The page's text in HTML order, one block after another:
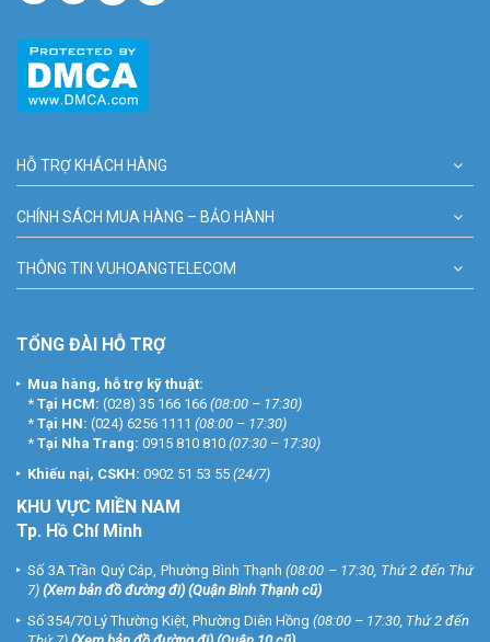
HỖ TRỢ KHÁCH HÀNG
CHÍNH SÁCH MUA HÀNG – BẢO HÀNH
THÔNG TIN VUHOANGTELECOM
TỔNG ĐÀI HỖ TRỢ
Mua hàng, hỗ trợ kỹ thuật:
* Tại HCM: (028) 35 166 166 (08:00 – 17:30)
* Tại HN: (024) 6256 1111 (08:00 – 17:30)
* Tại Nha Trang: 0915 810 810 (07:30 – 17:30)
Khiếu nại, CSKH: 0902 51 53 55 (24/7)
KHU VỰC MIỀN NAM
Tp. Hồ Chí Minh
Số 3A Trần Quý Cáp, Phường Bình Thạnh (08:00 – 17:30, Thứ 2 đến Thứ
7) (Xem bản đồ đường đi) (Quận Bình Thạnh cũ)
Số 354/70 Lý Thường Kiệt, Phường Diên Hồng (08:00 – 17:30, Thứ 2 đến